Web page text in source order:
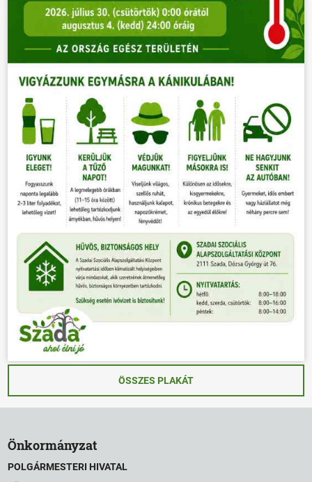
ÖSSZES PLAKÁT
Önkormányzat
POLGÁRMESTERI HIVATAL